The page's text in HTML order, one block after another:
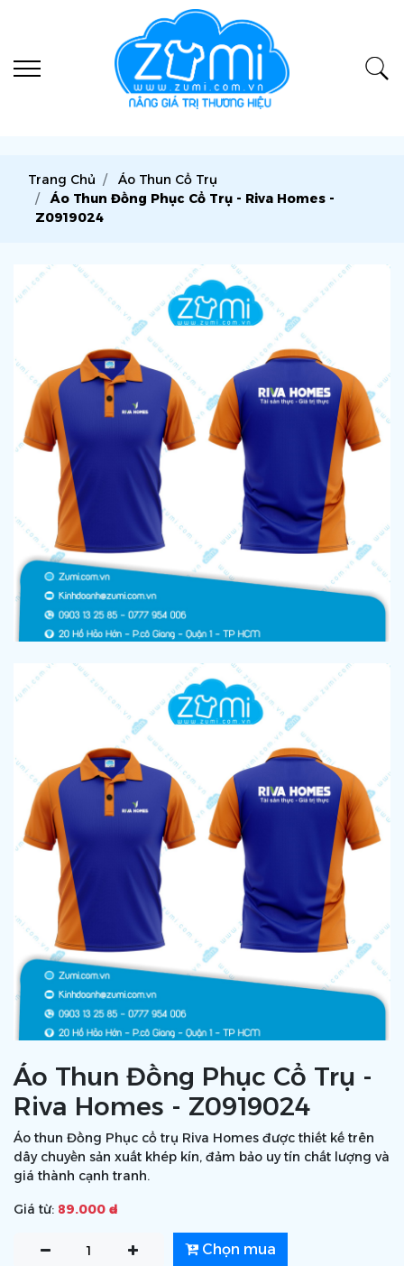
Trang Chủ
Áo Thun Cổ Trụ
Áo Thun Đồng Phục Cổ Trụ - Riva Homes -
Z0919024
Áo Thun Đồng Phục Cổ Trụ -
Riva Homes - Z0919024
Áo thun Đồng Phục cổ trụ Riva Homes được thiết kế trên
dây chuyền sản xuất khép kín, đảm bảo uy tín chất lượng và
giá thành cạnh tranh.
Giá từ: 89.000 ₫
Chọn mua